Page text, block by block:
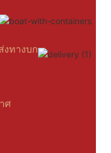
งทางบก
ศ